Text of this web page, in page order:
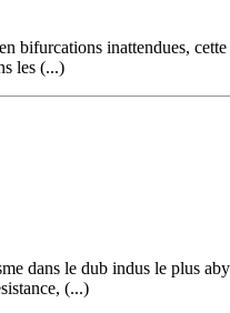
bifurcations inattendues,
les (...)
dans le dub indus le plus
(...)